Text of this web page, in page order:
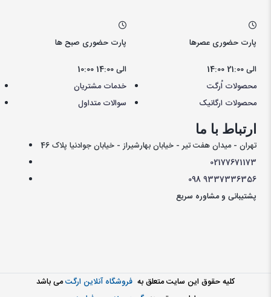
پارت حضوری صبح ها
10:00 الی 14:00
پارت حضوری عصرها
14:00 الی 21:00
خدمات مشتریان
سوالات متداول
محصولات اُرگت
محصولات ارگانیک
ارتباط با ما
تهران - میدان هفت تیر - خیابان بهارشیراز - خیابان جوادنیا پلاک 46
02177671173
0989337336356
پشتیبانی و مشاوره سریع
کليه حقوق اين سايت متعلق به فروشگاه آنلاین ارگتمی باشد